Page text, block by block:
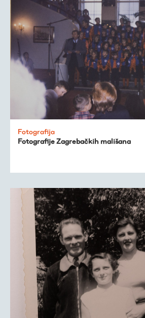
Fotografija
Fotografije Zagrebačkih mališana